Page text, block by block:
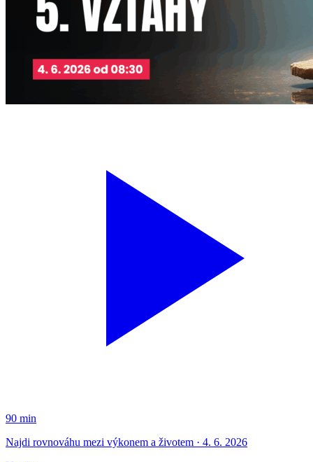
90 min
Najdi rovnováhu mezi výkonem a životem · 4. 6. 2026